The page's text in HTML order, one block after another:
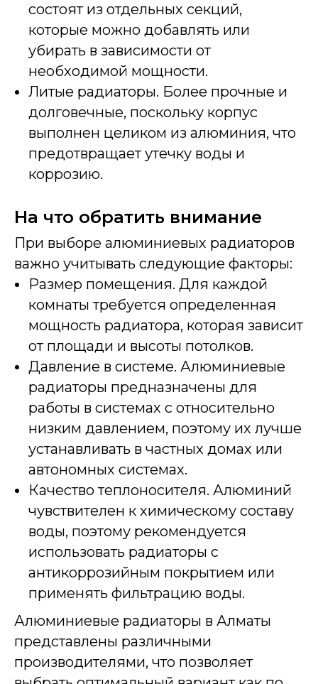
состоят из отдельных секций,
которые можно добавлять или
убирать в зависимости от
необходимой мощности.
Литые радиаторы. Более прочные и
долговечные, поскольку корпус
выполнен целиком из алюминия, что
предотвращает утечку воды и
коррозию.
На что обратить внимание
При выборе алюминиевых радиаторов
важно учитывать следующие факторы:
Размер помещения. Для каждой
комнаты требуется определенная
мощность радиатора, которая зависит
от площади и высоты потолков.
Давление в системе. Алюминиевые
радиаторы предназначены для
работы в системах с относительно
низким давлением, поэтому их лучше
устанавливать в частных домах или
автономных системах.
Качество теплоносителя. Алюминий
чувствителен к химическому составу
воды, поэтому рекомендуется
использовать радиаторы с
антикоррозийным покрытием или
применять фильтрацию воды.
Алюминиевые радиаторы в Алматы
представлены различными
производителями, что позволяет